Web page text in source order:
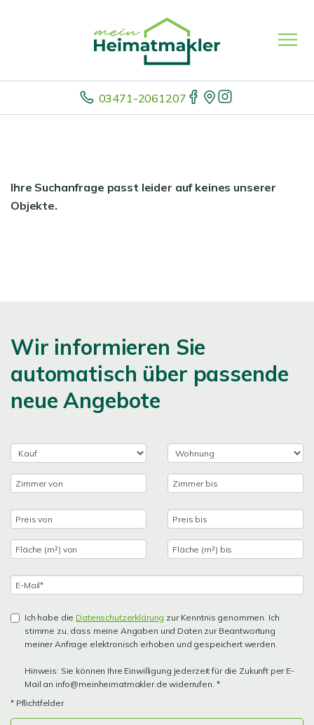
03471-2061207
Ihre Suchanfrage passt leider auf keines unserer
Objekte.
Wir informieren Sie
automatisch über passende
neue Angebote
Ich habe die Datenschutzerklärung zur Kenntnis genommen. Ich
stimme zu, dass meine Angaben und Daten zur Beantwortung
meiner Anfrage elektronisch erhoben und gespeichert werden.
Hinweis: Sie können Ihre Einwilligung jederzeit für die Zukunft per E-
Mail an info@meinheimatmakler.de widerrufen. *
* Pflichtfelder